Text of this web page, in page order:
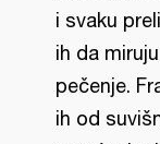
i svaku
ih da
pečenje.
ih od